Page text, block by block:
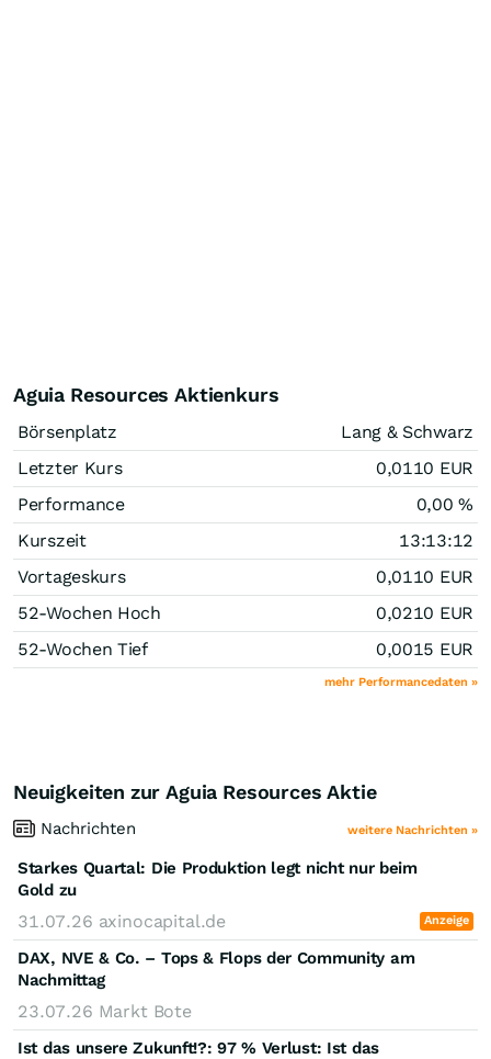
Aguia Resources Aktienkurs
Börsenplatz
Lang & Schwarz
Letzter Kurs
0,0110 EUR
Performance
0,00%
Kurszeit
13:13:12
Vortageskurs
0,0110 EUR
52-Wochen Hoch
0,0210 EUR
52-Wochen Tief
0,0015 EUR
mehr Performancedaten »
Neuigkeiten zur Aguia Resources Aktie
Nachrichten weitere Nachrichten »
Starkes Quartal: Die Produktion legt nicht nur beim
Gold zu
31.07.26 axinocapital.de Anzeige
DAX, NVE & Co. – Tops & Flops der Community am
Nachmittag
23.07.26 Markt Bote
Ist das unsere Zukunft!?: 97 % Verlust: Ist das